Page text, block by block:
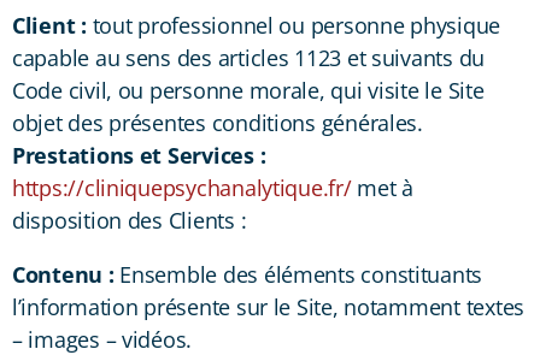
Client : tout professionnel ou personne physique
capable au sens des articles 1123 et suivants du
Code civil, ou personne morale, qui visite le Site
objet des présentes conditions générales.
Prestations et Services :
https://cliniquepsychanalytique.fr/met à
disposition des Clients :
Contenu : Ensemble des éléments constituants
l’information présente sur le Site, notamment textes
– images – vidéos.